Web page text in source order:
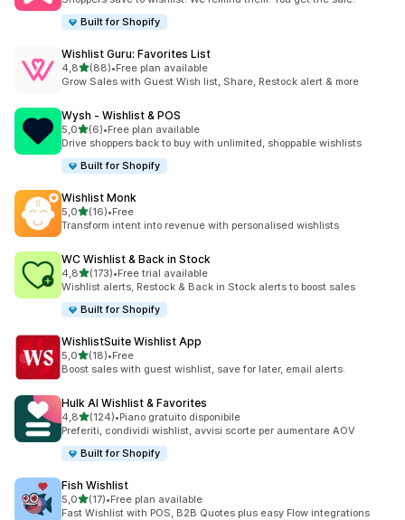
Built for Shopify
Wishlist Guru: Favorites List
4,8stelle su 5
(88)
88 recensioni totali
•Free plan available
Grow Sales with Guest Wish list, Share, Restock alert & more
Wysh ‑ Wishlist & POS
5,0stelle su 5
(6)
6 recensioni totali
•Free plan available
Drive shoppers back to buy with unlimited, shoppable wishlists
Built for Shopify
Wishlist Monk
5,0stelle su 5
(16)
16 recensioni totali
•Free
Transform intent into revenue with personalised wishlists
WC Wishlist & Back in Stock
4,8stelle su 5
(173)
173 recensioni totali
•Free trial available
Wishlist alerts, Restock & Back in Stock alerts to boost sales
Built for Shopify
WishlistSuite Wishlist App
5,0stelle su 5
(18)
18 recensioni totali
•Free
Boost sales with guest wishlist, save for later, email alerts.
Hulk AI Wishlist & Favorites
4,8stelle su 5
(124)
124 recensioni totali
•Piano gratuito disponibile
Preferiti, condividi wishlist, avvisi scorte per aumentare AOV
Built for Shopify
Fish Wishlist
5,0stelle su 5
(17)
17 recensioni totali
•Free plan available
Fast Wishlist with POS, B2B Quotes plus easy Flow integrations